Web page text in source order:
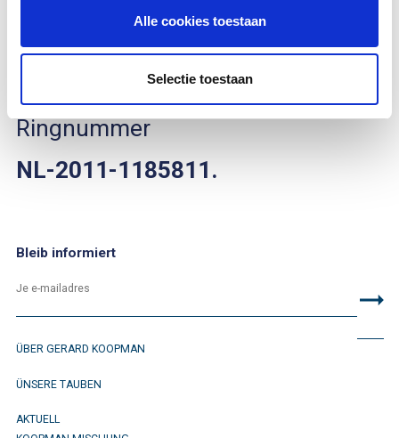
Alle cookies toestaan
Selectie toestaan
Jahr2011.
Sie finden sie anhand der
Ringnummer
NL-2011-1185811.
Bleib informiert
ÜBER GERARD KOOPMAN
ÜNSERE TAUBEN
AKTUELL